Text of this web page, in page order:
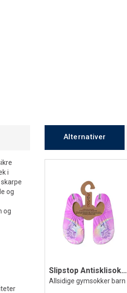
i
og
og
Alternativer
Slipstop Antisklisokker Mirage
Allsidige gymsokker barn